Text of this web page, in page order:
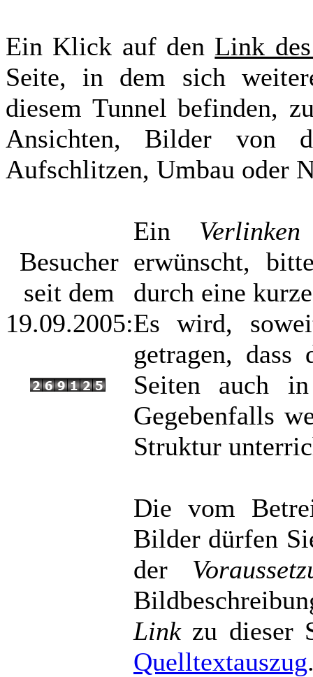
Ein Klick auf den Link
Seite, in dem sich
diesem Tunnel befinden,
Ansichten, Bilder von
Aufschlitzen, Umbau oder
Besucher
seit dem
19.09.2005:
Ein Verlinken
erwünscht,
durch eine
Es wird,
getragen, dass
Seiten auch
Gegebenfalls
Struktur
Die vom
Bilder dürfen
der
Linkzu dieser
Quelltextauszug